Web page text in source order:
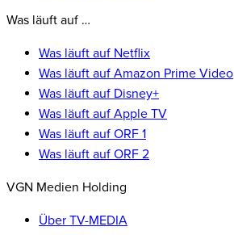
Was läuft auf …
Was läuft auf Netflix
Was läuft auf Amazon Prime Video
Was läuft auf Disney+
Was läuft auf Apple TV
Was läuft auf ORF 1
Was läuft auf ORF 2
VGN Medien Holding
Über TV-MEDIA